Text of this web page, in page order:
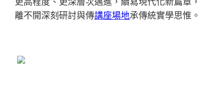
離不開深刻研討與傳講座場地承傳統實學思惟。